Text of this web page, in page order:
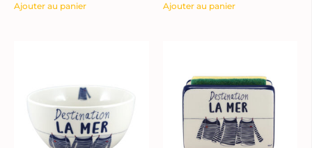
Ajouter au panier Ajouter au panier